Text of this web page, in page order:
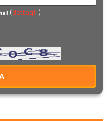
( dettagli )